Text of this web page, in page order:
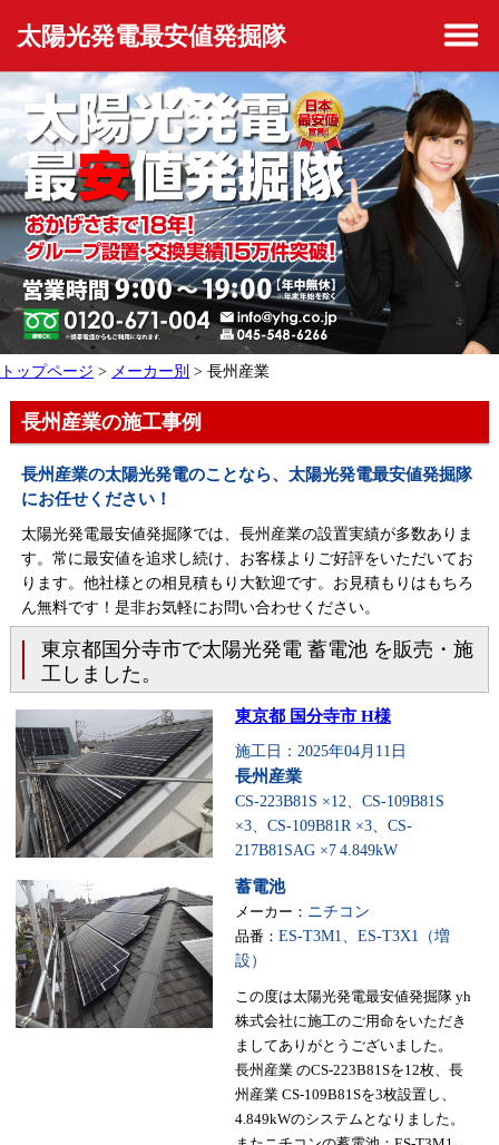
太陽光発電最安値発掘隊
トップページ > メーカー別 > 長州産業
長州産業の施工事例
長州産業の太陽光発電のことなら、太陽光発電最安値発掘隊
にお任せください！
太陽光発電最安値発掘隊では、長州産業の設置実績が多数ありま
す。常に最安値を追求し続け、お客様よりご好評をいただいてお
ります。他社様との相見積もり大歓迎です。お見積もりはもちろ
ん無料です！是非お気軽にお問い合わせください。
東京都国分寺市で太陽光発電 蓄電池 を販売・施
工しました。
東京都 国分寺市 H様
施工日：2025年04月11日
長州産業
CS-223B81S ×12、CS-109B81S
×3、CS-109B81R ×3、CS-
217B81SAG ×7 4.849kW
蓄電池
メーカー： ニチコン
品番： ES-T3M1、ES-T3X1（増
設）
この度は太陽光発電最安値発掘隊 yh
株式会社に施工のご用命をいただき
ましてありがとうございました。
長州産業 のCS-223B81Sを12枚、長
州産業 CS-109B81Sを3枚設置し、
4.849kWのシステムとなりました。